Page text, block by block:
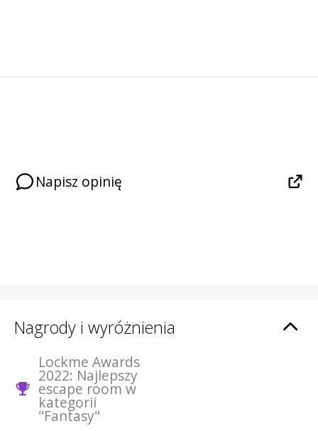
Napisz opinię
Nagrody i wyróżnienia
Lockme Awards
2022: Najlepszy
escape room w
kategorii
"Fantasy"